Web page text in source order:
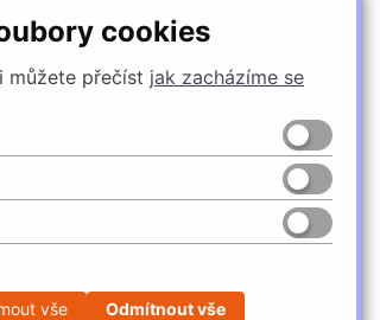
cookies
můžete přečíst jak zacházíme se
vše Odmítnout vše
NÁS
Česko Slovensko